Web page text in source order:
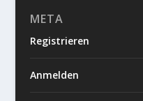
META
Registrieren
Anmelden